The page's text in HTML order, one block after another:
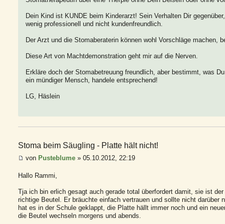
Dein Kind ist KUNDE beim Kinderarzt! Sein Verhalten Dir
wenig professionell und nicht kundenfreundlich.
Der Arzt und die Stomaberaterin können wohl Vorschläge machen,
Diese Art von Machtdemonstration geht mir auf die Nerven.
Erkläre doch der Stomabetreuung freundlich, aber bestimmt, was
ein mündiger Mensch, handele entsprechend!
LG, Häslein
Stoma beim Säugling - Platte hält nicht!
von Pusteblume » 05.10.2012, 22:19
Hallo Rammi,
Tja ich bin erlich gesagt auch gerade total überfordert damit, sie ist
richtige Beutel. Er bräuchte einfach vertrauen und sollte nicht darüber
hat es in der Schule geklappt, die Platte hällt immer noch und ein
die Beutel wechseln morgens und abends.